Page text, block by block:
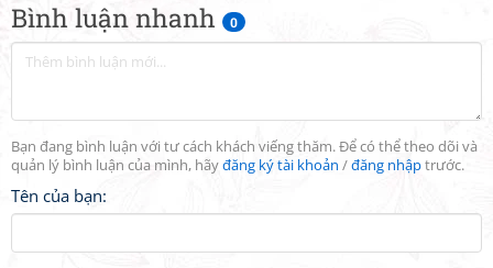
Bình luận nhanh 0
Bạn đang bình luận với tư cách khách viếng thăm. Để có thể theo dõi và
quản lý bình luận của mình, hãyđăng ký tài khoản /đăng nhậptrước.
Tên của bạn: